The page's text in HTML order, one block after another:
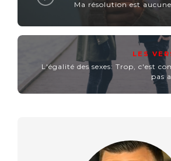
Ma résolution est
LES
L'égalité des sexes: Trop, c'est
pas